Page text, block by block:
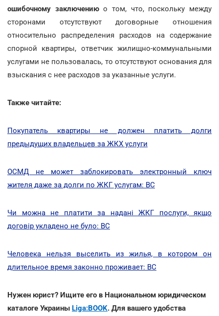
ошибочному заключениюо том, что, поскольку между
сторонами отсутствуют договорные отношения
относительно распределения расходов на содержание
спорной квартиры, ответчик жилищно-коммунальными
услугами не пользовалась, то отсутствуют основания для
взыскания с нее расходов за указанные услуги.
Также читайте:
Покупатель квартиры не должен платить долги
предыдущих владельцев за ЖКХ услуги
ОСМД не может заблокировать электронный ключ
жителя даже за долги по ЖКГ услугам: ВС
Чи можна не платити за надані ЖКГ послуги, якщо
договір укладено не було: ВС
Человека нельзя выселить из жилья, в котором он
длительное время законно проживает: ВС
Нужен юрист? Ищите его в Национальном юридическом
каталоге Украины Liga:BOOK. Для вашего удобства